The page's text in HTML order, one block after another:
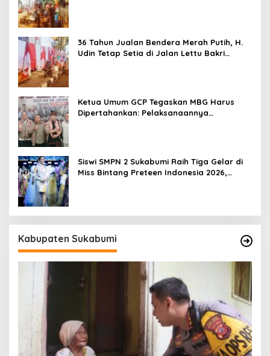
36 Tahun Jualan Bendera Merah Putih, H.
Udin Tetap Setia di Jalan Lettu Bakri
Ketua Umum GCP Tegaskan MBG Harus
Dipertahankan: Pelaksanaannya
Siswi SMPN 2 Sukabumi Raih Tiga Gelar di
Miss Bintang Preteen Indonesia 2026,
Kabupaten Sukabumi